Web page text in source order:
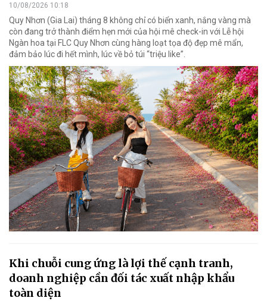
10/08/2026 10:18
Quy Nhơn (Gia Lai) tháng 8 không chỉ có biển xanh, nắng vàng mà
còn đang trở thành điểm hẹn mới của hội mê check-in với Lễ hội
Ngàn hoa tại FLC Quy Nhơn cùng hàng loạt tọa độ đẹp mê mẩn,
đảm bảo lúc đi hết mình, lúc về bỏ túi “triệu like”.
Khi chuỗi cung ứng là lợi thế cạnh tranh,
doanh nghiệp cần đối tác xuất nhập khẩu
toàn diện